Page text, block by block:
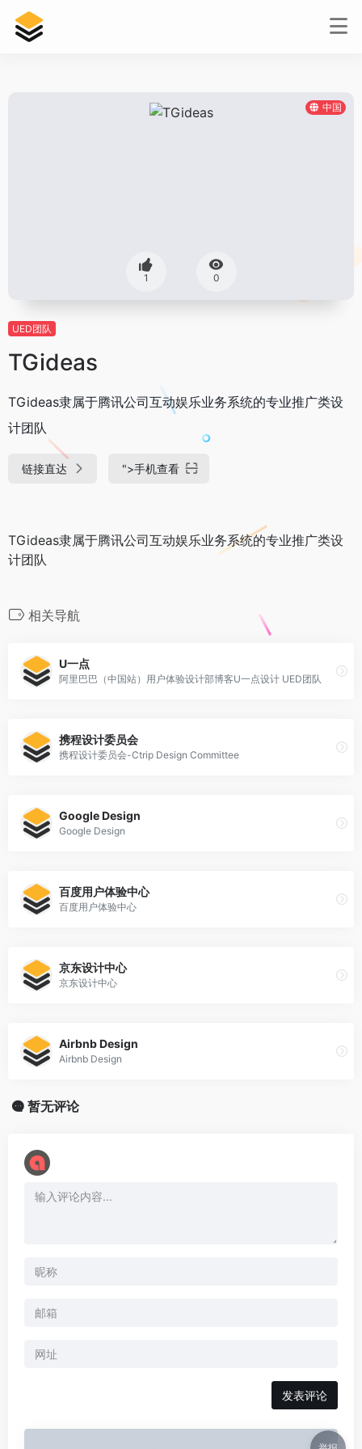
中国
1 0
UED团队
TGideas
TGideas隶属于腾讯公司互动娱乐业务系统的专业推广类设
计团队
链接直达 ">手机查看
TGideas隶属于腾讯公司互动娱乐业务系统的专业推广类设
计团队
相关导航
U一点
阿里巴巴（中国站）用户体验设计部博客U一点设计 UED团队
携程设计委员会
携程设计委员会-Ctrip Design Committee
Google Design
Google Design
百度用户体验中心
百度用户体验中心
京东设计中心
京东设计中心
Airbnb Design
Airbnb Design
暂无评论